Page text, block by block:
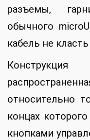
разъемы,
обычного
кабель не
Конструкция
относительно
концах
кнопками